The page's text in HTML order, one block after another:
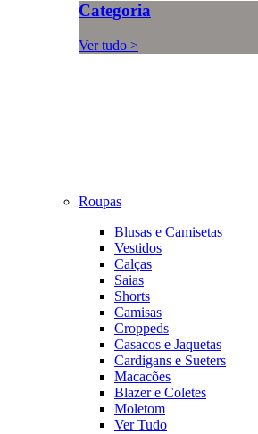
Categoria
Ver tudo >
Roupas
Blusas e Camisetas
Vestidos
Calças
Saias
Shorts
Camisas
Croppeds
Casacos e Jaquetas
Cardigans e Sueters
Macacões
Blazer e Coletes
Moletom
Ver Tudo